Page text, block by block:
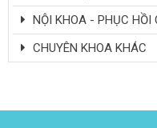
NỘI KHOA - PHỤC HỒI
CHUYÊN KHOA KHÁC